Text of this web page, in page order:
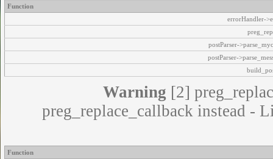
Function
errorHandler-
postParser-
postParser-
Warning [2]
preg_replace_callback instead -
Function